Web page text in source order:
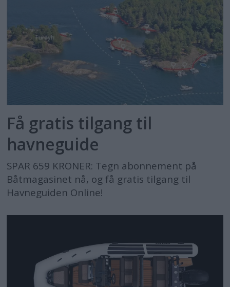
Få gratis tilgang til
havneguide
SPAR 659 KRONER: Tegn abonnement på
Båtmagasinet nå, og få gratis tilgang til
Havneguiden Online!